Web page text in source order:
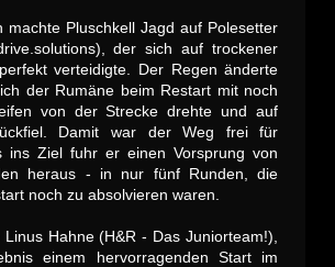
machte Pluschkell Jagd auf Polesetter
der sich auf trockener
verteidigte. Der Regen änderte
der Rumäne beim Restart mit noch
von der Strecke drehte und auf
Damit war der Weg frei für
ins Ziel fuhr er einen Vorsprung von
heraus - in nur fünf Runden, die
noch zu absolvieren waren.
Hahne (H&R - Das Juniorteam!),
einem hervorragenden Start im